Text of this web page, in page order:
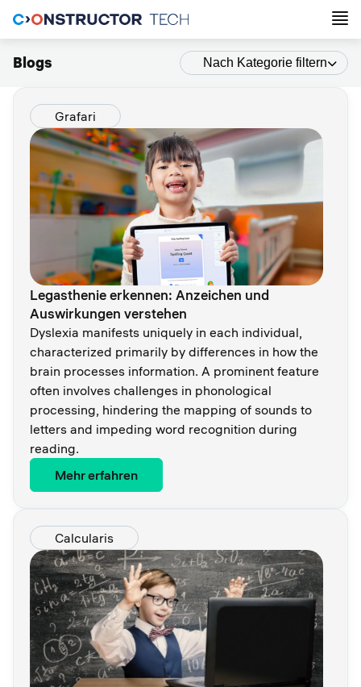
Blogs Nach Kategorie filtern
Grafari
Legasthenie erkennen: Anzeichen und
Auswirkungen verstehen
Dyslexia manifests uniquely in each individual,
characterized primarily by differences in how the
brain processes information. A prominent feature
often involves challenges in phonological
processing, hindering the mapping of sounds to
letters and impeding word recognition during
reading.
Mehr erfahren
Calcularis